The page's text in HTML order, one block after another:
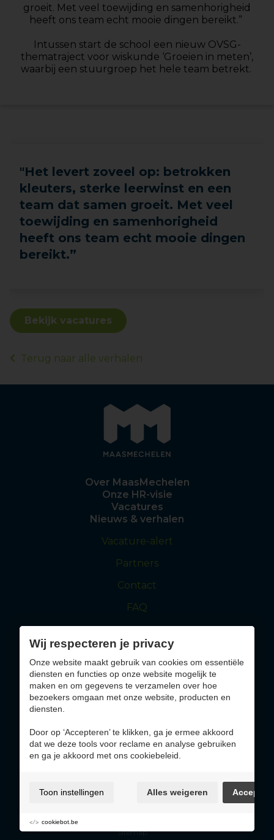
groeit. Met veel toewijding en samenhorigheid
heeft ons team echt mooie dingen bereikt.”
Intussen start de school een nieuw OVSG-
thematraject voor wiskunde ​‘Groeien in meten’,
waarbij een stuurgroep het hele team betrekt.
"Het levert zoveel op: betrokken
kleuters, sterke leerwinst en een
team dat samen groeit. Met veel
toewijding en samenhorigheid
heeft ons team echt mooie dingen
bereikt.”
Bekijk vacatures
Terug naar alle verhalen
Over MaasMechelen
Onze HR-visie
Vacatures
Nieuws & verhalen
Vacature-alert
Partners
Contact
FAQ
maasmechelen.be
visitmaasmechelen.be
Solliciteer nu
passen?
Inschrijven
Sitemap
Wij respecteren je privacy
Onze website maakt gebruik van cookies om essentiële
diensten en functies op onze website mogelijk te
maken en om gegevens te verzamelen over hoe
bezoekers omgaan met onze website, producten en
diensten.
Door op ‘Accepteren’ te klikken, ga je ermee akkoord
dat we deze tools voor reclame en analyse gebruiken
en ga je akkoord met ons cookiebeleid.
Toon instellingen Alles weigeren
cookiebot.be